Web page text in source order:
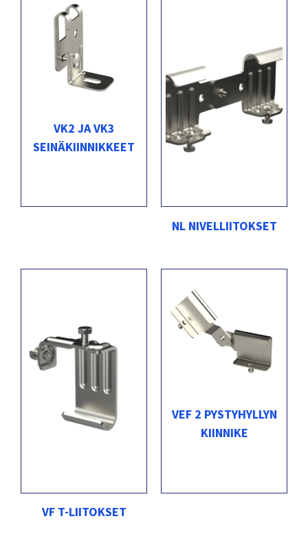
VK2 JA VK3
SEINÄKIINNIKKEET
NL NIVELLIITOKSET
VF T-LIITOKSET
VEF 2 PYSTYHYLLYN
KIINNIKE